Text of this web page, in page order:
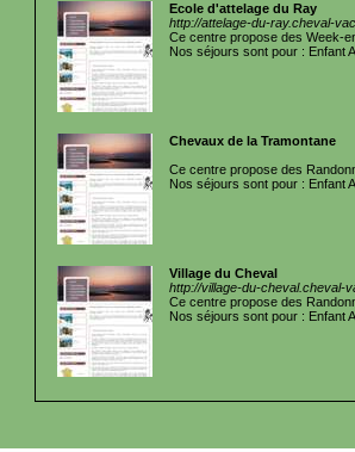
Ecole d'attelage du Ray
http://attelage-du-ray.cheval-
Ce centre propose des Week-
Nos séjours sont pour : Enfant
Chevaux de la Tramontane
Ce centre propose des
Nos séjours sont pour : Enfant
Village du Cheval
http://village-du-cheval.cheval-
Ce centre propose des
Nos séjours sont pour : Enfant